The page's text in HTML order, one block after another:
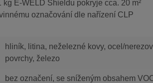
kg E-WELD Shieldu pokryje cca. 20 m²
označování dle nařízení CLP
hliník, litina, neželezné kovy, ocel/
povrchy, železo
bez označení, se sníženým obsahem